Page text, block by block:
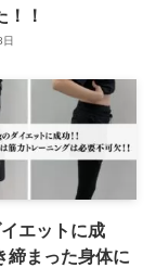
！！
エットに成
締まった身体に